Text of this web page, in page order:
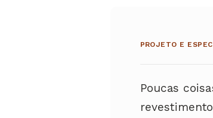
PROJETO E
Poucas